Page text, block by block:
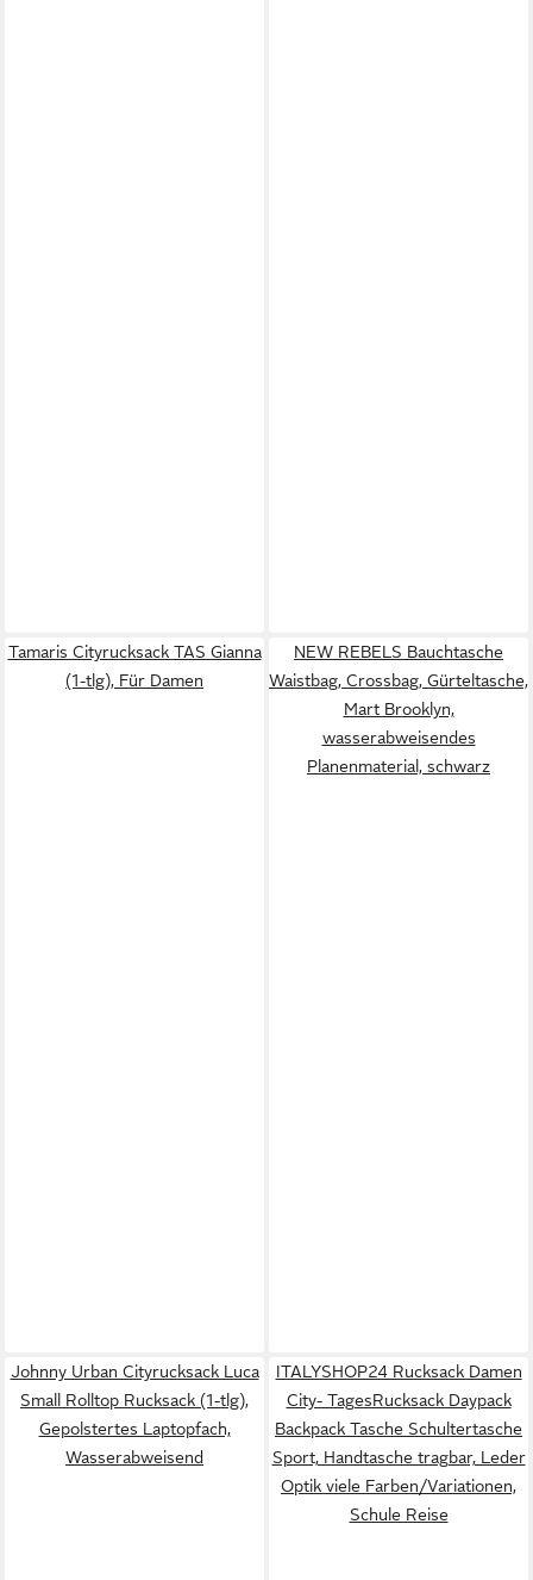
Tamaris Cityrucksack TAS Gianna
(1-tlg), Für Damen
NEW REBELS Bauchtasche
Waistbag, Crossbag, Gürteltasche,
Mart Brooklyn,
wasserabweisendes
Planenmaterial, schwarz
Johnny Urban Cityrucksack Luca
Small Rolltop Rucksack (1-tlg),
Gepolstertes Laptopfach,
Wasserabweisend
ITALYSHOP24 Rucksack Damen
City- TagesRucksack Daypack
Backpack Tasche Schultertasche
Sport, Handtasche tragbar, Leder
Optik viele Farben/Variationen,
Schule Reise